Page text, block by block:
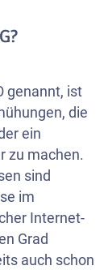
genannt, ist
die
ein
zu machen.
sind
im
Internet-
Grad
auch schon